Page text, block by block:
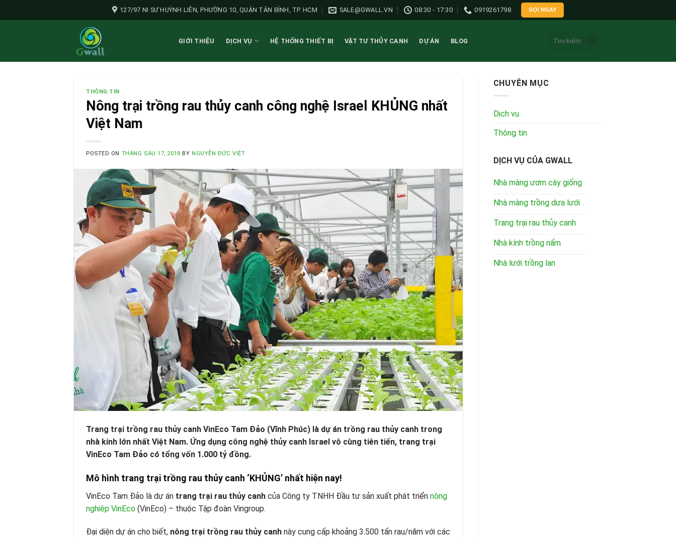
to
127/97 NI SƯ HUỲNH LIÊN, PHƯỜNG 10, QUẬN TÂN BÌNH, TP. HCM SALE@GWALL.VN 08:30 - 17:30 0919261798 GỌI NGAY
GIỚI THIỆU DỊCH VỤ HỆ THỐNG THIẾT BỊ VẬT TƯ THỦY CANH DỰ ÁN BLOG
Tìm
THÔNG TIN
Nông trại trồng rau thủy canh công nghệ Israel KHỦNG nhất
Việt Nam
POSTED ON THÁNG SÁU 17, 2018 BY NGUYỄN ĐỨC VIỆT
Trang trại trồng rau thủy canh VinEco Tam Đảo (Vĩnh Phúc) là dự án trồng rau thủy canh trong
nhà kính lớn nhất Việt Nam. Ứng dụng công nghệ thủy canh Israel vô cùng tiên tiến, trang trại
VinEco Tam Đảo có tổng vốn 1.000 tỷ đồng.
Mô hình trang trại trồng rau thủy canh ‘KHỦNG’ nhất hiện nay!
VinEco Tam Đảo là dự án trang trại rau thủy canh của Công ty TNHH Đầu tư sản xuất phát triển nông
nghiệp VinEco (VinEco) – thuộc Tập đoàn Vingroup.
Đại diện dự án cho biết, nông trại trồng rau thủy canh này cung cấp khoảng 3.500 tấn rau/năm với các
CHUYÊN MỤC
Dịch vụ
Thông tin
DỊCH VỤ CỦA GWALL
Nhà màng ươm cây giống
Nhà màng trồng dưa lưới
Trang trại rau thủy canh
Nhà kính trồng nấm
Nhà lưới trồng lan